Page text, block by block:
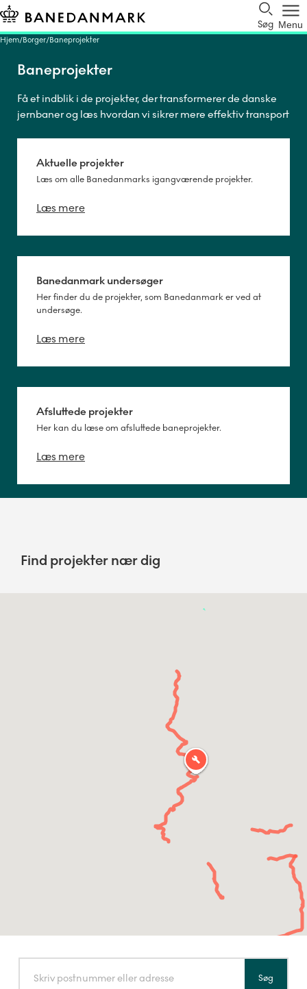
Søg Menu
Hjem Borger Baneprojekter
Baneprojekter
Få et indblik i de projekter, der transformerer de danske
jernbaner og læs hvordan vi sikrer mere effektiv transport
Aktuelle projekter
Læs om alle Banedanmarks igangværende projekter.
Læs mere
Banedanmark undersøger
Her finder du de projekter, som Banedanmark er ved at
undersøge.
Læs mere
Afsluttede projekter
Her kan du læse om afsluttede baneprojekter.
Læs mere
Find projekter nær dig
Søg